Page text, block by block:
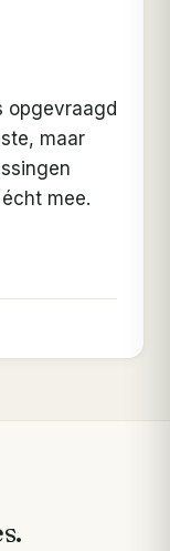
opgevraagd
maar
mee.